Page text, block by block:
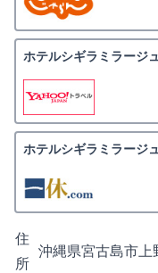
ホテルシギラミラージ
ホテルシギラミラージ
住
所
沖縄県宮古島市上